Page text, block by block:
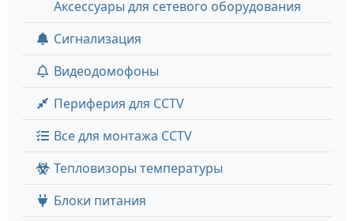
Аксессуары для сетевого оборудования
Сигнализация
Видеодомофоны
Периферия для CCTV
Все для монтажа CCTV
Тепловизоры температуры
Блоки питания